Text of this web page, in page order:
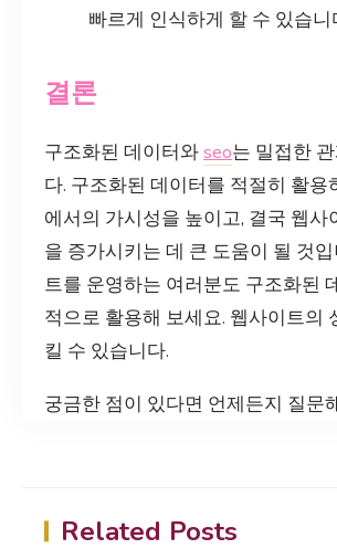
빠르게 인식하게 할 수 있습니
결론
구조화된 데이터와seo는 밀접한
다. 구조화된 데이터를 적절히 활용
에서의 가시성을 높이고, 결국 웹사
을 증가시키는 데 큰 도움이 될 것
트를 운영하는 여러분도 구조화된
적으로 활용해 보세요. 웹사이트의
킬 수 있습니다.
궁금한 점이 있다면 언제든지 질문
Related Posts